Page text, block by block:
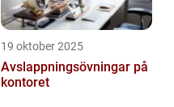
19 oktober 2025
Avslappningsövningar på
kontoret